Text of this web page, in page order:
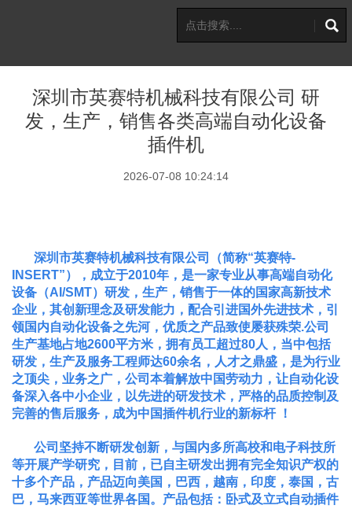
深圳市英赛特机械科技有限公司 研
发，生产，销售各类高端自动化设备
插件机
2026-07-08 10:24:14
深圳市英赛特机械科技有限公司（简称“英赛特-
INSERT”），成立于2010年，是一家专业从事高端自动化
设备（AI/SMT）研发，生产，销售于一体的国家高新技术
企业，其创新理念及研发能力，配合引进国外先进技术，引
领国内自动化设备之先河，优质之产品致使屡获殊荣.公司
生产基地占地2600平方米，拥有员工超过80人，当中包括
研发，生产及服务工程师达60余名，人才之鼎盛，是为行业
之顶尖，业务之广，公司本着解放中国劳动力，让自动化设
备深入各中小企业，以先进的研发技术，严格的品质控制及
完善的售后服务，成为中国插件机行业的新标杆 ！
公司坚持不断研发创新，与国内多所高校和电子科技所
等开展产学研究，目前，已自主研发出拥有完全知识产权的
十多个产品，产品迈向美国，巴西，越南，印度，泰国，古
巴，马来西亚等世界各国。产品包括：卧式及立式自动插件